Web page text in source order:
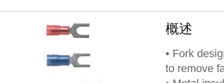
概述
• Fork
to remove